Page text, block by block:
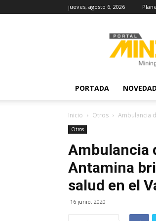
jueves, agosto 6, 2026
PORTADA
Inicio Otros Ambulancia
Otros
Ambulancia
Antamina
salud en el
16 junio, 2020